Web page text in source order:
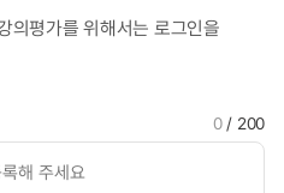
의평가를 위해서는 로그인을
0/ 200